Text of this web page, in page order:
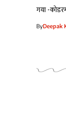
गया -
ByDeepak